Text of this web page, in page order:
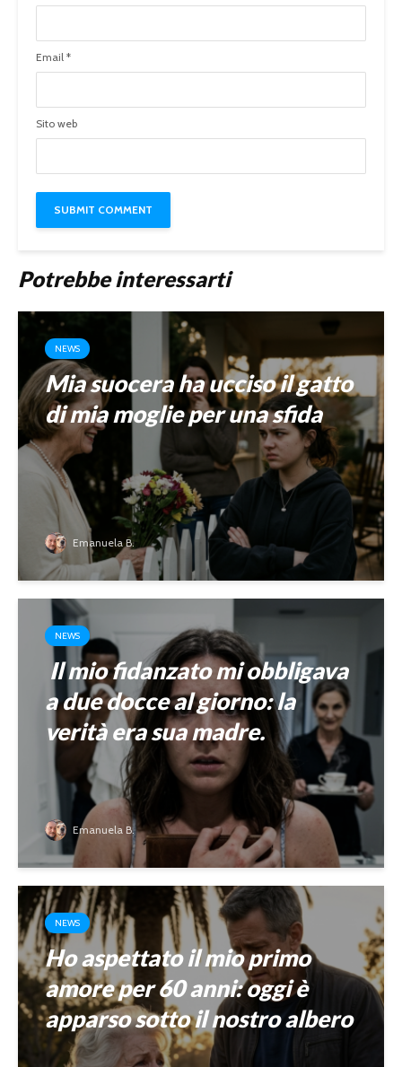
Email *
Sito web
Potrebbe interessarti
NEWS
Mia suocera ha ucciso il gatto
di mia moglie per una sfida
Emanuela B.
NEWS
Il mio fidanzato mi obbligava
a due docce al giorno: la
verità era sua madre.
Emanuela B.
NEWS
Ho aspettato il mio primo
amore per 60 anni: oggi è
apparso sotto il nostro albero